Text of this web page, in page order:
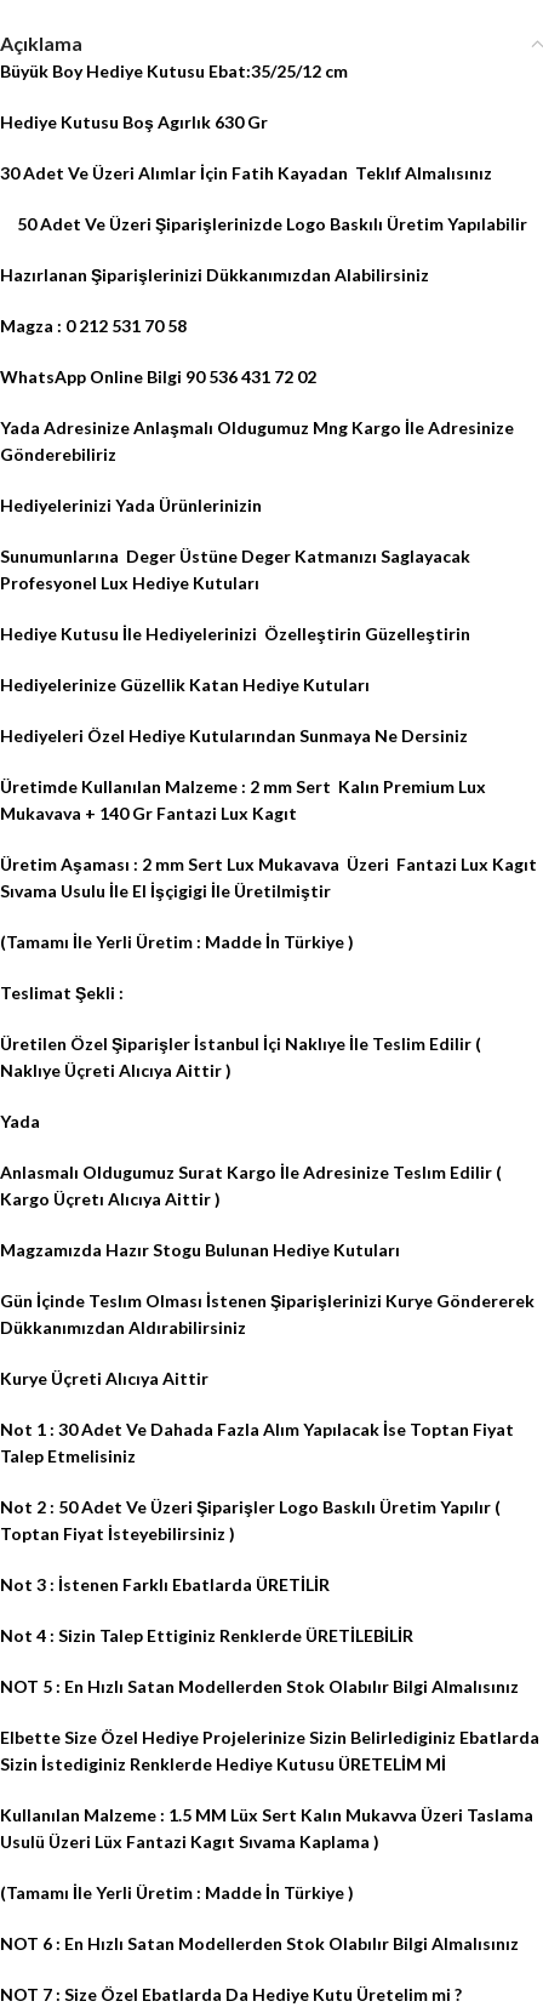
Açıklama
Büyük Boy Hediye Kutusu Ebat:35/25/12 cm
Hediye Kutusu Boş Agırlık 630 Gr
30 Adet Ve Üzeri Alımlar İçin Fatih Kayadan Teklıf Almalısınız
50 Adet Ve Üzeri Şiparişlerinizde Logo Baskılı Üretim Yapılabilir
Hazırlanan Şiparişlerinizi Dükkanımızdan Alabilirsiniz
Magza : 0 212 531 70 58
WhatsApp Online Bilgi 90 536 431 72 02
Yada Adresinize Anlaşmalı Oldugumuz Mng Kargo İle Adresinize
Gönderebiliriz
Hediyelerinizi Yada Ürünlerinizin
Sunumunlarına Deger Üstüne Deger Katmanızı Saglayacak
Profesyonel Lux Hediye Kutuları
Hediye Kutusu İle Hediyelerinizi Özelleştirin Güzelleştirin
Hediyelerinize Güzellik Katan Hediye Kutuları
Hediyeleri Özel Hediye Kutularından Sunmaya Ne Dersiniz
Üretimde Kullanılan Malzeme : 2 mm Sert Kalın Premium Lux
Mukavava + 140 Gr Fantazi Lux Kagıt
Üretim Aşaması : 2 mm Sert Lux Mukavava Üzeri Fantazi Lux Kagıt
Sıvama Usulu İle El İşçigigi İle Üretilmiştir
(Tamamı İle Yerli Üretim : Madde İn Türkiye )
Teslimat Şekli :
Üretilen Özel Şiparişler İstanbul İçi Naklıye İle Teslim Edilir (
Naklıye Üçreti Alıcıya Aittir )
Yada
Anlasmalı Oldugumuz Surat Kargo İle Adresinize Teslım Edilir (
Kargo Üçretı Alıcıya Aittir )
Magzamızda Hazır Stogu Bulunan Hediye Kutuları
Gün İçinde Teslım Olması İstenen Şiparişlerinizi Kurye Göndererek
Dükkanımızdan Aldırabilirsiniz
Kurye Üçreti Alıcıya Aittir
Not 1 : 30 Adet Ve Dahada Fazla Alım Yapılacak İse Toptan Fiyat
Talep Etmelisiniz
Not 2 : 50 Adet Ve Üzeri Şiparişler Logo Baskılı Üretim Yapılır (
Toptan Fiyat İsteyebilirsiniz )
Not 3 : İstenen Farklı Ebatlarda ÜRETİLİR
Not 4 : Sizin Talep Ettiginiz Renklerde ÜRETİLEBİLİR
NOT 5 : En Hızlı Satan Modellerden Stok Olabılır Bilgi Almalısınız
Elbette Size Özel Hediye Projelerinize Sizin Belirlediginiz Ebatlarda
Sizin İstediginiz Renklerde Hediye Kutusu ÜRETELİM Mİ
Kullanılan Malzeme : 1.5 MM Lüx Sert Kalın Mukavva Üzeri Taslama
Usulü Üzeri Lüx Fantazi Kagıt Sıvama Kaplama )
(Tamamı İle Yerli Üretim : Madde İn Türkiye )
NOT 6 : En Hızlı Satan Modellerden Stok Olabılır Bilgi Almalısınız
NOT 7 : Size Özel Ebatlarda Da Hediye Kutu Üretelim mi ?